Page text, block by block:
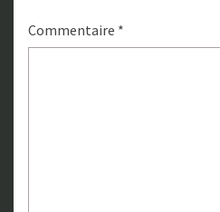
Commentaire *